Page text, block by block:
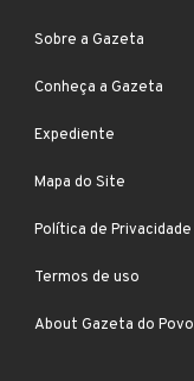
Sobre a Gazeta
Conheça a Gazeta
Expediente
Mapa do Site
Política de Privacidade
Termos de uso
About Gazeta do Povo